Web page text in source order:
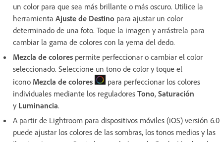
un color para que sea más brillante o más oscuro. Utilice la
herramienta Ajuste de Destino para ajustar un color
determinado de una foto. Toque la imagen y arrástrela para
cambiar la gama de colores con la yema del dedo.
Mezcla de colores permite perfeccionar o cambiar el color
seleccionado. Seleccione un tono de color y toque el
icono Mezcla de colores
para perfeccionar los colores
individuales mediante los reguladores Tono, Saturación
y Luminancia.
A partir de Lightroom para dispositivos móviles (iOS) versión 6.0
puede ajustar los colores de las sombras, los tonos medios y las